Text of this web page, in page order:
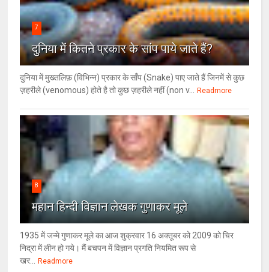
7
दुनिया में कितने प्रकार के सांप पाये जाते हैं?
दुनिया में मुख्तलिफ़ (विभिन्न) प्रकार के साँप (Snake) पाए जाते हैं जिनमें से कुछ
ज़हरीले (venomous) होते है तो कुछ ज़हरीले नहीं (non v...
Readmore
8
महान हिन्दी विज्ञान लेखक गुणाकर मूले
1935 में जन्मे गुणाकर मूले का आज शुक्रवार 16 अक्तूबर को 2009 को चिर
निद्रा में लीन हो गये। मैं बचपन में विज्ञान प्रगति नियमित रूप से
खर...
Readmore